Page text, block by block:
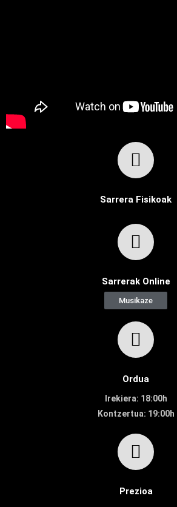
Sarrera Fisikoak
Sarrerak Online
Musikaze
Ordua
Irekiera: 18:00h
Kontzertua: 19:00h
Prezioa